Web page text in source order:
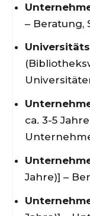
– Beratung,
ca. 3-5
Jahre)] –